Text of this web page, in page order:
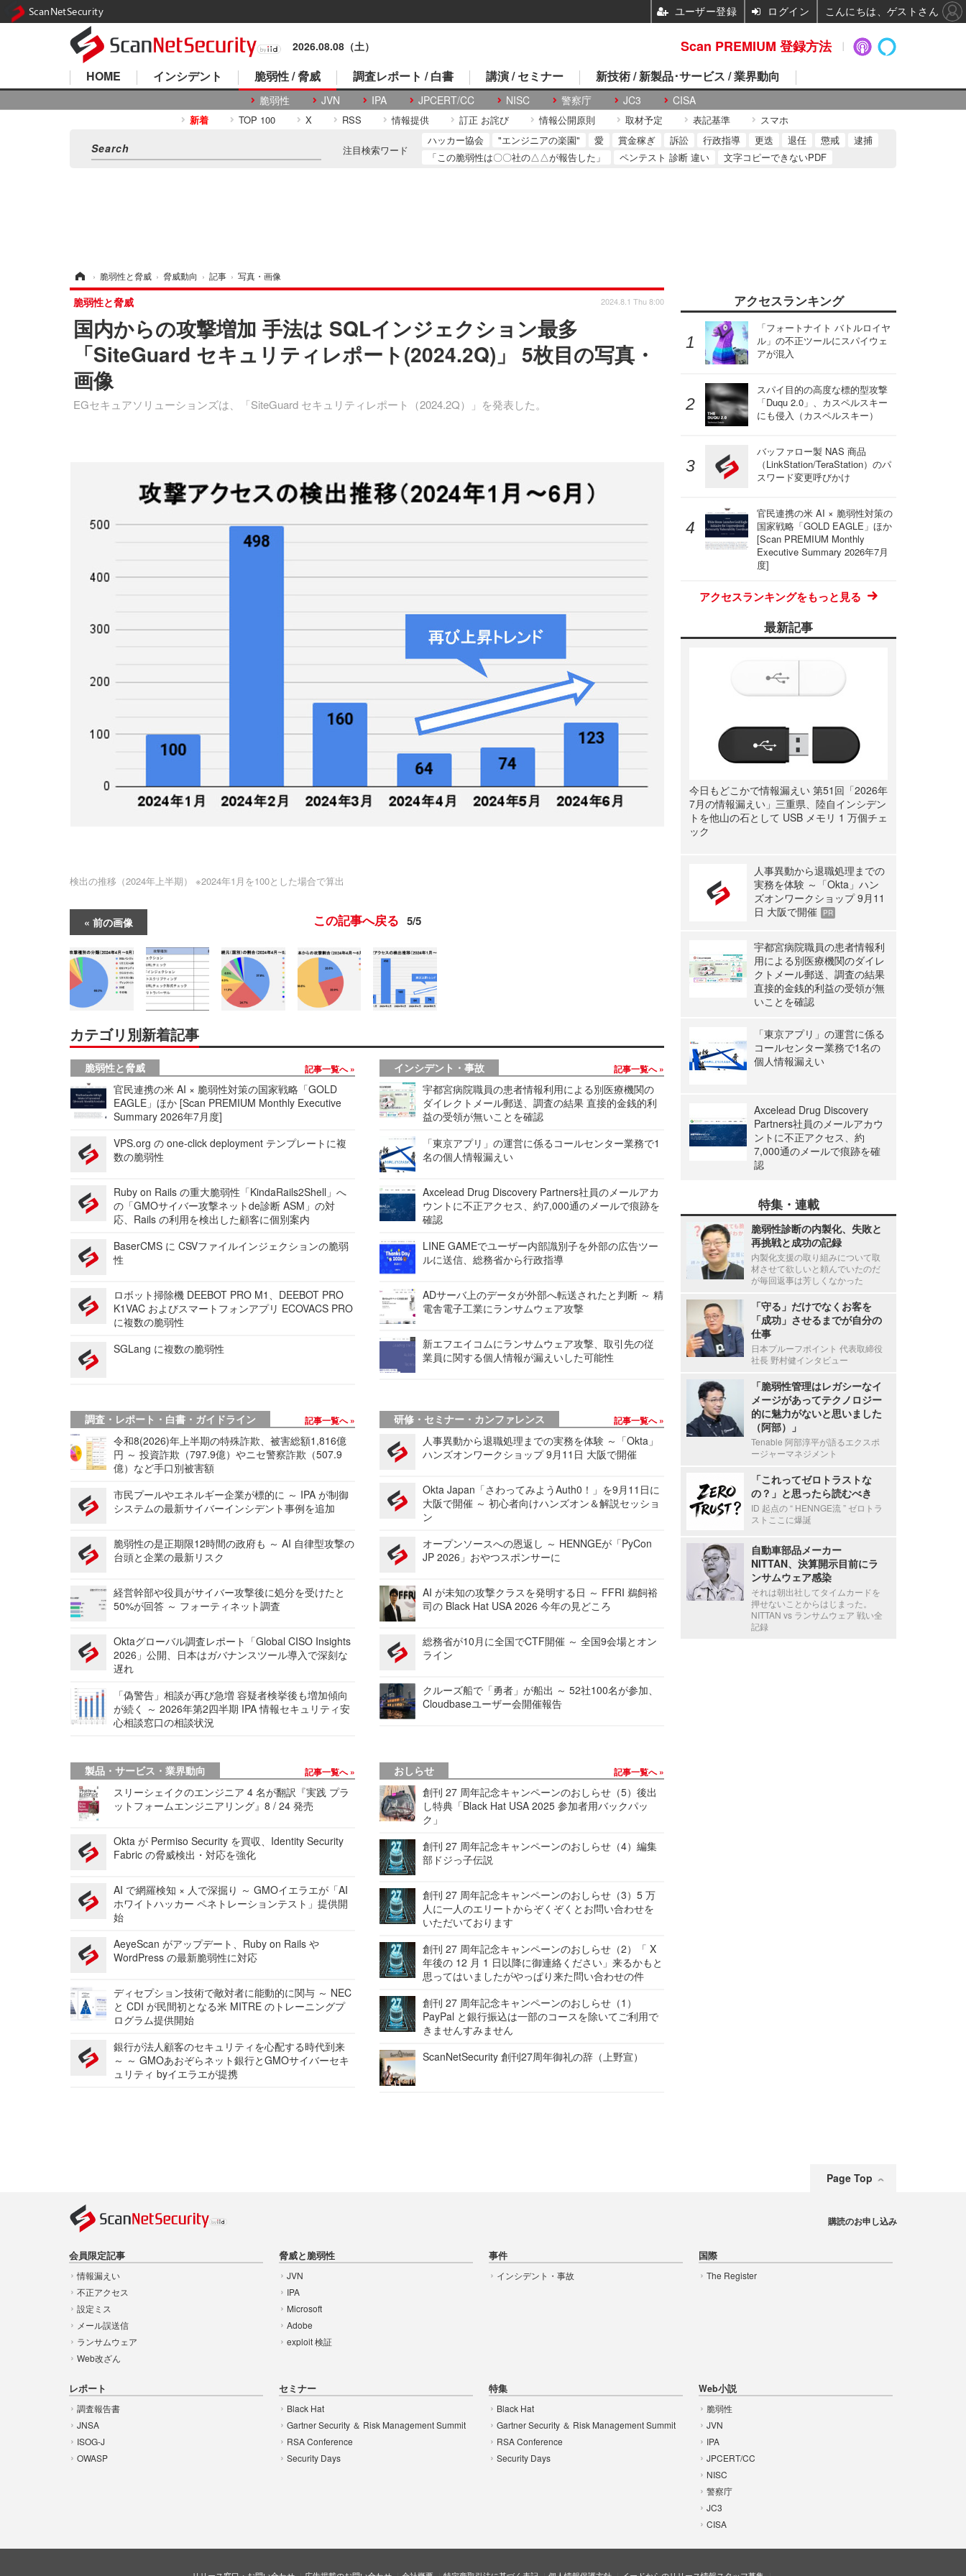
2026.08.08（土）
HOME インシデント 脆弱性 / 脅威
脆弱性 JVN IPA JPCERT/CC NISC 警察庁 JC3 CISA
調査レポート / 白書 講演 / セミナー 新技術 / 新製品･サービス / 業界動向
新着 TOP 100 X RSS 情報提供 訂正 お詫び 情報公開原則 取材予定 表記基準 スマホ
注目検索ワード
ハッカー協会 "エンジニアの楽園" 愛 賞金稼ぎ 訴訟 行政指導 更迭 退任 懲戒
逮捕
「この脆弱性は〇〇社の△△が報告した」
ペンテスト 診断 違い 文字コピーできないPDF
› 脆弱性と脅威 › 脅威動向 › 記事 › 写真・画像
国内からの攻撃増加 手法は SQLインジェクション最多
「SiteGuard セキュリティレポート(2024.2Q)」 5枚目の写真・
画像
EGセキュアソリューションズは、「SiteGuard セキュリティレポート（2024.2Q）」を発表した。
脆弱性と脅威 2024.8.1 Thu 8:00
検出の推移（2024年上半期） ※2024年1月を100とした場合で算出
前の画像 この記事へ戻る 5/5
カテゴリ別新着記事
脆弱性と脅威 記事一覧へ
官民連携の米 AI × 脆弱性対策の国家戦略「GOLD
EAGLE」ほか [Scan PREMIUM Monthly Executive
Summary 2026年7月度]
VPS.org の one-click deployment テンプレートに複
数の脆弱性
Ruby on Rails の重大脆弱性「KindaRails2Shell」へ
の「GMOサイバー攻撃ネットde診断 ASM」の対
応、Rails の利用を検出した顧客に個別案内
BaserCMS に CSVファイルインジェクションの脆弱
性
ロボット掃除機 DEEBOT PRO M1、DEEBOT PRO
K1VAC およびスマートフォンアプリ ECOVACS PRO
に複数の脆弱性
SGLang に複数の脆弱性
インシデント・事故 記事一覧へ
宇都宮病院職員の患者情報利用による別医療機関の
ダイレクトメール郵送、調査の結果 直接的金銭的利
益の受領が無いことを確認
「東京アプリ」の運営に係るコールセンター業務で1
名の個人情報漏えい
Axcelead Drug Discovery Partners社員のメールアカ
ウントに不正アクセス、約7,000通のメールで痕跡を
確認
LINE GAMEでユーザー内部識別子を外部の広告ツー
ルに送信、総務省から行政指導
ADサーバ上のデータが外部へ転送されたと判断 ～ 精
電舎電子工業にランサムウェア攻撃
新エフエイコムにランサムウェア攻撃、取引先の従
業員に関する個人情報が漏えいした可能性
調査・レポート・白書・ガイドライン 記事一覧へ
令和8(2026)年上半期の特殊詐欺、被害総額1,816億
円 ～ 投資詐欺（797.9億）やニセ警察詐欺（507.9
億）など手口別被害額
市民プールやエネルギー企業が標的に ～ IPA が制御
システムの最新サイバーインシデント事例を追加
脆弱性の是正期限12時間の政府も ～ AI 自律型攻撃の
台頭と企業の最新リスク
経営幹部や役員がサイバー攻撃後に処分を受けたと
50%が回答 ～ フォーティネット調査
Oktaグローバル調査レポート「Global CISO Insights
2026」公開、日本はガバナンスツール導入で深刻な
遅れ
「偽警告」相談が再び急増 容疑者検挙後も増加傾向
が続く ～ 2026年第2四半期 IPA 情報セキュリティ安
心相談窓口の相談状況
研修・セミナー・カンファレンス 記事一覧へ
人事異動から退職処理までの実務を体験 ～「Okta」
ハンズオンワークショップ 9月11日 大阪で開催
Okta Japan「さわってみようAuth0！」を9月11日に
大阪で開催 ～ 初心者向けハンズオン＆解説セッショ
ン
オープンソースへの恩返し ～ HENNGEが「PyCon
JP 2026」おやつスポンサーに
AI が未知の攻撃クラスを発明する日 ～ FFRI 鵜飼裕
司の Black Hat USA 2026 今年の見どころ
総務省が10月に全国でCTF開催 ～ 全国9会場とオン
ライン
クルーズ船で「勇者」が船出 ～ 52社100名が参加、
Cloudbaseユーザー会開催報告
製品・サービス・業界動向 記事一覧へ
スリーシェイクのエンジニア 4 名が翻訳『実践 プラ
ットフォームエンジニアリング』8 / 24 発売
Okta が Permiso Security を買収、Identity Security
Fabric の脅威検出・対応を強化
AI で網羅検知 × 人で深掘り ～ GMOイエラエが「AI
ホワイトハッカー ペネトレーションテスト」提供開
始
AeyeScan がアップデート、Ruby on Rails や
WordPress の最新脆弱性に対応
ディセプション技術で敵対者に能動的に関与 ～ NEC
と CDI が民間初となる米 MITRE のトレーニングプ
ログラム提供開始
銀行が法人顧客のセキュリティを心配する時代到来
～ ～ GMOあおぞらネット銀行とGMOサイバーセキ
ュリティ byイエラエが提携
おしらせ 記事一覧へ
創刊 27 周年記念キャンペーンのおしらせ（5）後出
し特典「Black Hat USA 2025 参加者用バックパッ
ク」
創刊 27 周年記念キャンペーンのおしらせ（4）編集
部ドジっ子伝説
創刊 27 周年記念キャンペーンのおしらせ（3）5 万
人に一人のエリートからぞくぞくとお問い合わせを
いただいております
創刊 27 周年記念キャンペーンのおしらせ（2）「 X
年後の 12 月 1 日以降に御連絡ください」来るかもと
思ってはいましたがやっぱり来た問い合わせの件
創刊 27 周年記念キャンペーンのおしらせ（1）
PayPal と銀行振込は一部のコースを除いてご利用で
きませんすみません
ScanNetSecurity 創刊27周年御礼の辞（上野宣）
アクセスランキング
「フォートナイト バトルロイヤ
ル」の不正ツールにスパイウェ
アが混入
スパイ目的の高度な標的型攻撃
「Duqu 2.0」、カスペルスキー
にも侵入（カスペルスキー）
バッファロー製 NAS 商品
（LinkStation/TeraStation）のパ
スワード変更呼びかけ
官民連携の米 AI × 脆弱性対策の
国家戦略「GOLD EAGLE」ほか
[Scan PREMIUM Monthly
Executive Summary 2026年7月
度]
アクセスランキングをもっと見る
最新記事
今日もどこかで情報漏えい 第51回「2026年
7月の情報漏えい」三重県、陸自インシデン
トを他山の石として USB メモリ 1 万個チェ
ック
人事異動から退職処理までの
実務を体験 ～「Okta」ハン
ズオンワークショップ 9月11
日 大阪で開催
PR
宇都宮病院職員の患者情報利
用による別医療機関のダイレ
クトメール郵送、調査の結果
直接的金銭的利益の受領が無
いことを確認
「東京アプリ」の運営に係る
コールセンター業務で1名の
個人情報漏えい
Axcelead Drug Discovery
Partners社員のメールアカウ
ントに不正アクセス、約
7,000通のメールで痕跡を確
認
特集・連載
脆弱性診断の内製化、失敗と
再挑戦と成功の記録
内製化支援の取り組みについて取
材させて欲しいと頼んでいたのだ
が毎回返事は芳しくなかった
「守る」だけでなくお客を
「成功」させるまでが自分の
仕事
日本プルーフポイント 代表取締役
社長 野村健インタビュー
「脆弱性管理はレガシーなイ
メージがあってテクノロジー
的に魅力がないと思いました
（阿部）」
Tenable 阿部淳平が語るエクスポ
ージャーマネジメント
「これってゼロトラストな
の？」と思ったら読むべき
ID 起点の “ HENNGE流 ” ゼロトラ
ストここに爆誕
自動車部品メーカー
NITTAN、決算開示目前にラ
ンサムウェア感染
それは朝出社してタイムカードを
押せないことからはじまった。
NITTAN vs ランサムウェア 戦い全
記録
Page Top
会員限定記事
情報漏えい
不正アクセス
設定ミス
メール誤送信
ランサムウェア
Web改ざん
脅威と脆弱性
JVN
IPA
Microsoft
Adobe
exploit 検証
事件
インシデント・事故
国際
The Register
レポート
調査報告書
JNSA
ISOG-J
OWASP
セミナー
Black Hat
Gartner Security ＆ Risk Management Summit
RSA Conference
Security Days
特集
Black Hat
Gartner Security ＆ Risk Management Summit
RSA Conference
Security Days
Web小説
脆弱性
JVN
IPA
JPCERT/CC
NISC
警察庁
JC3
CISA
購読のお申し込み
Scan PREMIUM 登録方法
ScanNetSecurity ユーザー登録 ログイン こんにちは、ゲストさん